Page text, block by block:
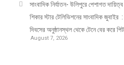
সাংবাদিক নির্যাতন- উলিপুরে পেশাগত দায়িত্ব
শিকার স্টার টেলিভিশনের সাংবাদিক
দিবসের অনুষ্ঠানস্থল থেকে টেনে বের করে
August 7, 2026